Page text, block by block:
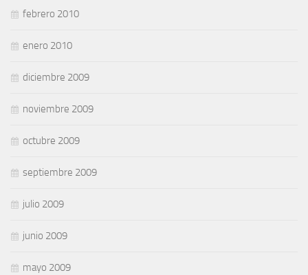
febrero 2010
enero 2010
diciembre 2009
noviembre 2009
octubre 2009
septiembre 2009
julio 2009
junio 2009
mayo 2009